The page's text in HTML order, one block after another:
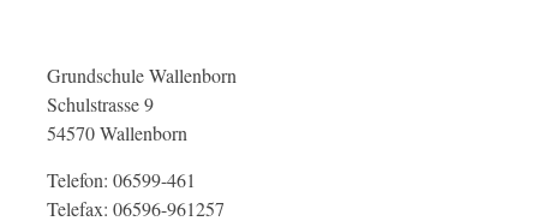
Grundschule Wallenborn
Schulstrasse 9
54570 Wallenborn
Telefon: 06599-461
Telefax: 06596-961257